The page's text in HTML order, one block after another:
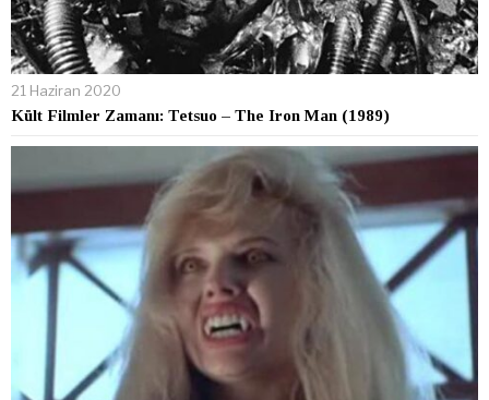
21 Haziran 2020
Kült Filmler Zamanı: Tetsuo – The Iron Man (1989)